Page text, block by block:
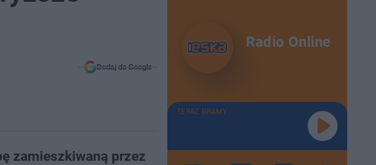
Dodaj do Google
zamieszkiwaną przez
Radio Online
TERAZ GRAMY